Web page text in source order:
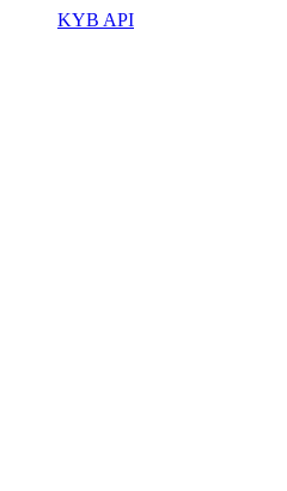
KYB API